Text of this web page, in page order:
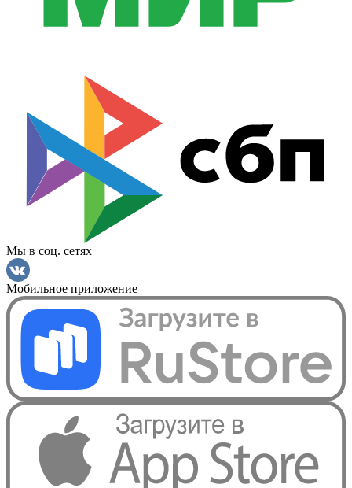
Мы в соц. сетях
Мобильное приложение